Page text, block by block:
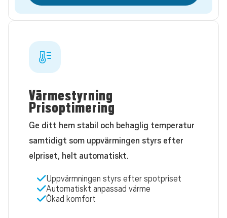
Värmestyrning
Prisoptimering
Ge ditt hem stabil och behaglig temperatur
samtidigt som uppvärmingen styrs efter
elpriset, helt automatiskt.
Uppvärmningen styrs efter spotpriset
Automatiskt anpassad värme
Ökad komfort